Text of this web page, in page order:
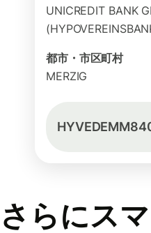
UNICREDIT BANK
都市・市区町村
MERZIG
さらにス